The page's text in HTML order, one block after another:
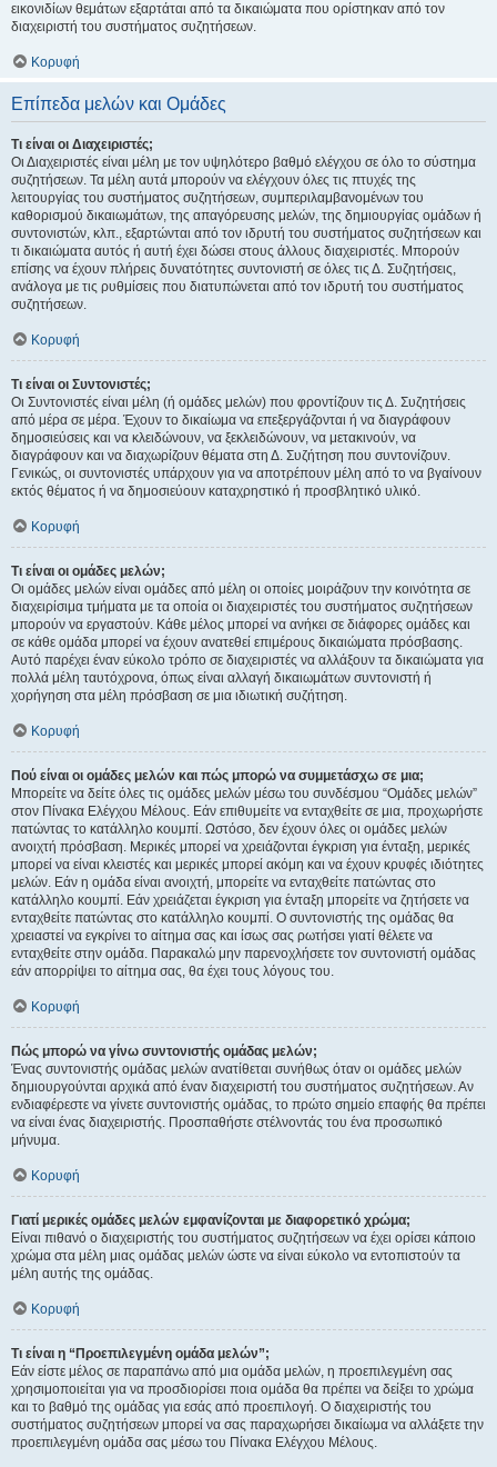
εικονιδίων θεμάτων εξαρτάται από τα δικαιώματα που ορίστηκαν από τον
διαχειριστή του συστήματος συζητήσεων.
Κορυφή
Επίπεδα μελών και Ομάδες
Τι είναι οι Διαχειριστές;
Οι Διαχειριστές είναι μέλη με τον υψηλότερο βαθμό ελέγχου σε όλο το σύστημα
συζητήσεων. Τα μέλη αυτά μπορούν να ελέγχουν όλες τις πτυχές της
λειτουργίας του συστήματος συζητήσεων, συμπεριλαμβανομένων του
καθορισμού δικαιωμάτων, της απαγόρευσης μελών, της δημιουργίας ομάδων ή
συντονιστών, κλπ., εξαρτώνται από τον ιδρυτή του συστήματος συζητήσεων και
τι δικαιώματα αυτός ή αυτή έχει δώσει στους άλλους διαχειριστές. Μπορούν
επίσης να έχουν πλήρεις δυνατότητες συντονιστή σε όλες τις Δ. Συζητήσεις,
ανάλογα με τις ρυθμίσεις που διατυπώνεται από τον ιδρυτή του συστήματος
συζητήσεων.
Κορυφή
Τι είναι οι Συντονιστές;
Οι Συντονιστές είναι μέλη (ή ομάδες μελών) που φροντίζουν τις Δ. Συζητήσεις
από μέρα σε μέρα. Έχουν το δικαίωμα να επεξεργάζονται ή να διαγράφουν
δημοσιεύσεις και να κλειδώνουν, να ξεκλειδώνουν, να μετακινούν, να
διαγράφουν και να διαχωρίζουν θέματα στη Δ. Συζήτηση που συντονίζουν.
Γενικώς, οι συντονιστές υπάρχουν για να αποτρέπουν μέλη από το να βγαίνουν
εκτός θέματος ή να δημοσιεύουν καταχρηστικό ή προσβλητικό υλικό.
Κορυφή
Τι είναι οι ομάδες μελών;
Οι ομάδες μελών είναι ομάδες από μέλη οι οποίες μοιράζουν την κοινότητα σε
διαχειρίσιμα τμήματα με τα οποία οι διαχειριστές του συστήματος συζητήσεων
μπορούν να εργαστούν. Κάθε μέλος μπορεί να ανήκει σε διάφορες ομάδες και
σε κάθε ομάδα μπορεί να έχουν ανατεθεί επιμέρους δικαιώματα πρόσβασης.
Αυτό παρέχει έναν εύκολο τρόπο σε διαχειριστές να αλλάξουν τα δικαιώματα για
πολλά μέλη ταυτόχρονα, όπως είναι αλλαγή δικαιωμάτων συντονιστή ή
χορήγηση στα μέλη πρόσβαση σε μια ιδιωτική συζήτηση.
Κορυφή
Πού είναι οι ομάδες μελών και πώς μπορώ να συμμετάσχω σε μια;
Μπορείτε να δείτε όλες τις ομάδες μελών μέσω του συνδέσμου “Ομάδες μελών”
στον Πίνακα Ελέγχου Μέλους. Εάν επιθυμείτε να ενταχθείτε σε μια, προχωρήστε
πατώντας το κατάλληλο κουμπί. Ωστόσο, δεν έχουν όλες οι ομάδες μελών
ανοιχτή πρόσβαση. Μερικές μπορεί να χρειάζονται έγκριση για ένταξη, μερικές
μπορεί να είναι κλειστές και μερικές μπορεί ακόμη και να έχουν κρυφές ιδιότητες
μελών. Εάν η ομάδα είναι ανοιχτή, μπορείτε να ενταχθείτε πατώντας στο
κατάλληλο κουμπί. Εάν χρειάζεται έγκριση για ένταξη μπορείτε να ζητήσετε να
ενταχθείτε πατώντας στο κατάλληλο κουμπί. Ο συντονιστής της ομάδας θα
χρειαστεί να εγκρίνει το αίτημα σας και ίσως σας ρωτήσει γιατί θέλετε να
ενταχθείτε στην ομάδα. Παρακαλώ μην παρενοχλήσετε τον συντονιστή ομάδας
εάν απορρίψει το αίτημα σας, θα έχει τους λόγους του.
Κορυφή
Πώς μπορώ να γίνω συντονιστής ομάδας μελών;
Ένας συντονιστής ομάδας μελών ανατίθεται συνήθως όταν οι ομάδες μελών
δημιουργούνται αρχικά από έναν διαχειριστή του συστήματος συζητήσεων. Αν
ενδιαφέρεστε να γίνετε συντονιστής ομάδας, το πρώτο σημείο επαφής θα πρέπει
να είναι ένας διαχειριστής. Προσπαθήστε στέλνοντάς του ένα προσωπικό
μήνυμα.
Κορυφή
Γιατί μερικές ομάδες μελών εμφανίζονται με διαφορετικό χρώμα;
Είναι πιθανό ο διαχειριστής του συστήματος συζητήσεων να έχει ορίσει κάποιο
χρώμα στα μέλη μιας ομάδας μελών ώστε να είναι εύκολο να εντοπιστούν τα
μέλη αυτής της ομάδας.
Κορυφή
Τι είναι η “Προεπιλεγμένη ομάδα μελών”;
Εάν είστε μέλος σε παραπάνω από μια ομάδα μελών, η προεπιλεγμένη σας
χρησιμοποιείται για να προσδιορίσει ποια ομάδα θα πρέπει να δείξει το χρώμα
και το βαθμό της ομάδας για εσάς από προεπιλογή. Ο διαχειριστής του
συστήματος συζητήσεων μπορεί να σας παραχωρήσει δικαίωμα να αλλάξετε την
προεπιλεγμένη ομάδα σας μέσω του Πίνακα Ελέγχου Μέλους.